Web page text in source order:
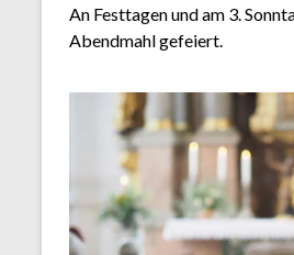
An Festtagen und am 3.
Abendmahl gefeiert.